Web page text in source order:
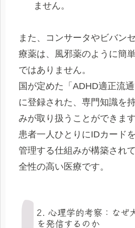
ません。
また、コンサータやビバン
療薬は、風邪薬のように簡
ではありません。
国が定めた「ADHD適正流通
に登録された、専門知識を
みが取り扱うことができます
患者一人ひとりにIDカード
管理する仕組みが構築され
全性の高い医療です。
2. 心理学的考察：なぜ
を発信するのか